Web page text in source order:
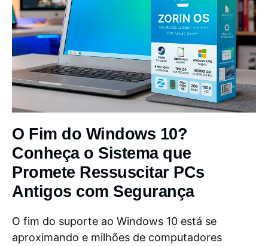
O Fim do Windows 10?
Conheça o Sistema que
Promete Ressuscitar PCs
Antigos com Segurança
O fim do suporte ao Windows 10 está se
aproximando e milhões de computadores